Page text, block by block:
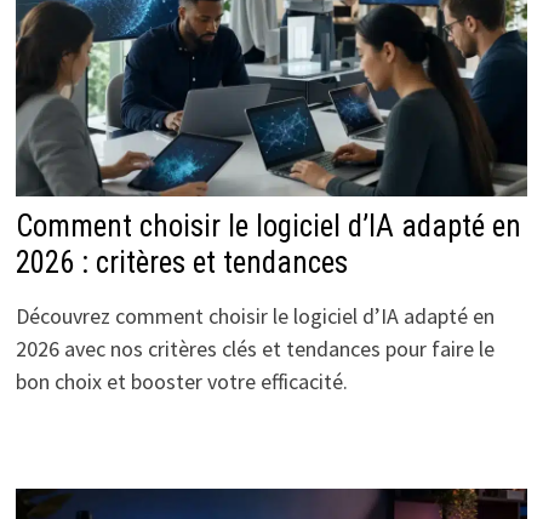
Comment choisir le logiciel d’IA adapté en
2026 : critères et tendances
Découvrez comment choisir le logiciel d’IA adapté en
2026 avec nos critères clés et tendances pour faire le
bon choix et booster votre efficacité.